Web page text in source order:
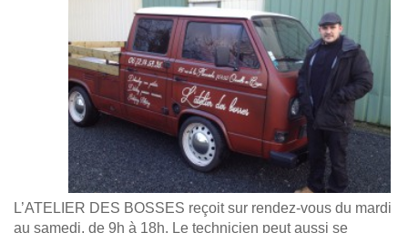
L’ATELIER DES BOSSES reçoit sur rendez-vous du mardi
au samedi, de 9h à 18h. Le technicien peut aussi se